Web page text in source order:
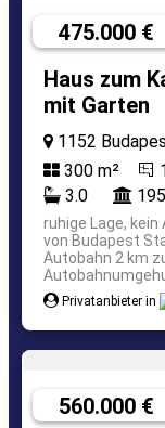
475.000 €
Haus zum
mit Garten
1152
300 m²
3.0
ruhige Lage,
von Budapest
Autobahn 2 km
Privatanbieter in
560.000 €